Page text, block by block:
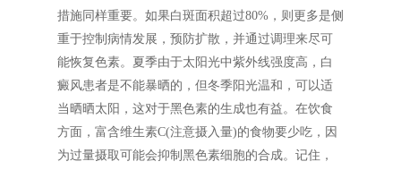
措施同样重要。如果白斑面积超过80%，则更多是侧
重于控制病情发展，预防扩散，并通过调理来尽可
能恢复色素。夏季由于太阳光中紫外线强度高，白
癜风患者是不能暴晒的，但冬季阳光温和，可以适
当晒晒太阳，这对于黑色素的生成也有益。在饮食
方面，富含维生素C(注意摄入量)的食物要少吃，因
为过量摄取可能会抑制黑色素细胞的合成。记住，